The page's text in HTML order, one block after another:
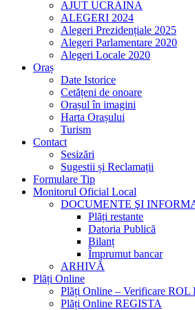
AJUT UCRAINA
ALEGERI 2024
Alegeri Prezidențiale 2025
Alegeri Parlamentare 2020
Alegeri Locale 2020
Oraș
Date Istorice
Cetățeni de onoare
Orașul în imagini
Harta Orașului
Turism
Contact
Sesizări
Sugestii și Reclamații
Formulare Tip
Monitorul Oficial Local
DOCUMENTE ŞI
Plăți restante
Datoria Publică
Bilanț
Împrumut bancar
ARHIVĂ
Plăți Online
Plăți Online – Verificare ROL
Plăți Online REGISTA